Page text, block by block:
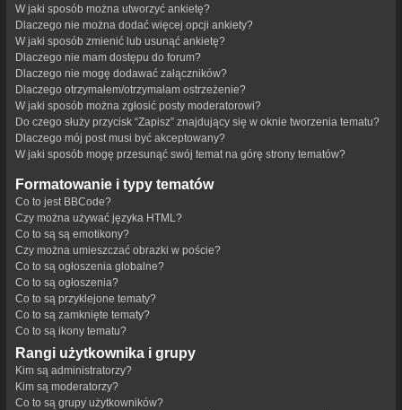
W jaki sposób można utworzyć ankietę?
Dlaczego nie można dodać więcej opcji ankiety?
W jaki sposób zmienić lub usunąć ankietę?
Dlaczego nie mam dostępu do forum?
Dlaczego nie mogę dodawać załączników?
Dlaczego otrzymałem/otrzymałam ostrzeżenie?
W jaki sposób można zgłosić posty moderatorowi?
Do czego służy przycisk “Zapisz” znajdujący się w oknie tworzenia tematu?
Dlaczego mój post musi być akceptowany?
W jaki sposób mogę przesunąć swój temat na górę strony tematów?
Formatowanie i typy tematów
Co to jest BBCode?
Czy można używać języka HTML?
Co to są są emotikony?
Czy można umieszczać obrazki w poście?
Co to są ogłoszenia globalne?
Co to są ogłoszenia?
Co to są przyklejone tematy?
Co to są zamknięte tematy?
Co to są ikony tematu?
Rangi użytkownika i grupy
Kim są administratorzy?
Kim są moderatorzy?
Co to są grupy użytkowników?